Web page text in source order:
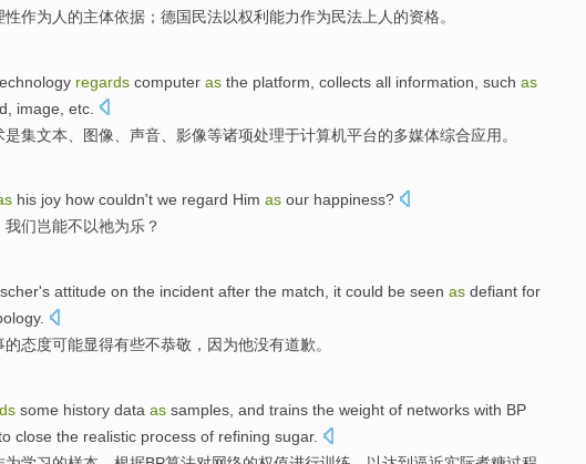
性作为 人 的主体依据 ； 德国 民法以权利 能力作为民法上人 的资格。
regards computer as the platform collects all information, such as
image etc
是集文本 图像 声音 影像等诸项处理于计算机平台的多媒体综合应用。
his joy how couldn't we regard Him as our happiness?
我们岂能不以祂为乐 ？
's attitude on the incident after the match, it could be seen as defiant for
.
的态度可能显得有些不恭敬， 因为他没有道歉。
some history data as samples , and trains the weight of networks with BP
close the realistic process of refining sugar.